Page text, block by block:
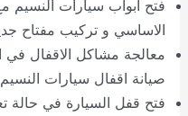
فتح ابواب سيارات النسيم
الاساسي و تركيب مفتاح
معالجة مشاكل الاقفال
صيانة اقفال سيارات
فتح قفل السيارة في حالة